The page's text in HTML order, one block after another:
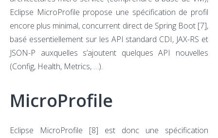
Eclipse MicroProfile propose une spécification de profil
encore plus minimal, concurrent direct de Spring Boot [7],
basé essentiellement sur les API standard CDI, JAX-RS et
JSON-P auxquelles s’ajoutent quelques API nouvelles
(Config, Health, Metrics, …).
MicroProfile
Eclipse MicroProfile [8] est donc une spécification